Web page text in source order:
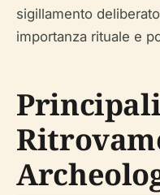
sigillamento
importanza rituale e
Principali